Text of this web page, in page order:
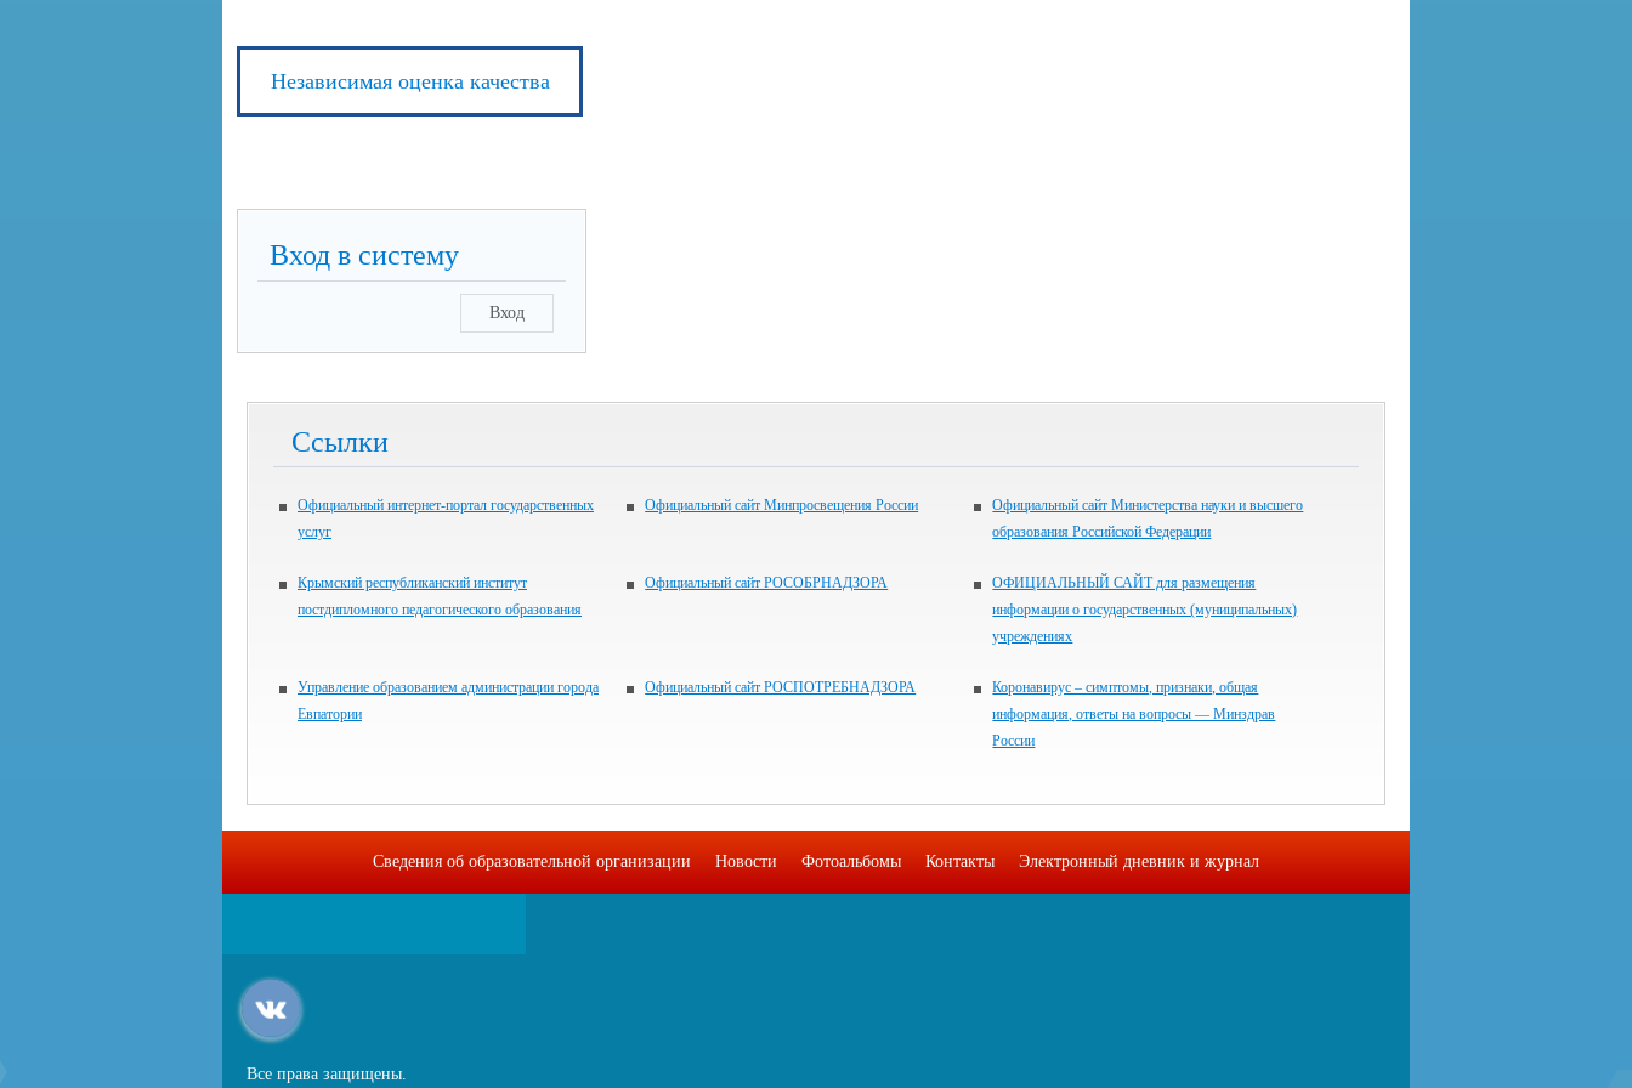
Независимая оценка качества
Вход в систему
Вход
Ссылки
Официальный интернет-портал государственных
услуг
Официальный сайт Минпросвещения России
Официальный сайт Министерства науки и высшего
образования Российской Федерации
Крымский республиканский институт
постдипломного педагогического образования
Официальный сайт РОСОБРНАДЗОРА
ОФИЦИАЛЬНЫЙ САЙТ для размещения
информации о государственных (муниципальных)
учреждениях
Управление образованием администрации города
Евпатории
Официальный сайт РОСПОТРЕБНАДЗОРА
Коронавирус – симптомы, признаки, общая
информация, ответы на вопросы — Минздрав
России
Сведения об образовательной организации Новости Фотоальбомы Контакты Электронный дневник и журнал
Все права защищены.